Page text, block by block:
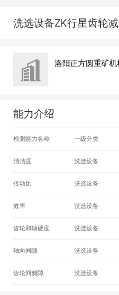
洗选设备ZK行星齿轮
洛阳正方圆重矿
能力介绍
检测能力名称 一级分类
清洁度 洗选设备
传动比 洗选设备
效率 洗选设备
齿轮和轴硬度 洗选设备
轴向间隙 洗选设备
齿轮间侧隙 洗选设备